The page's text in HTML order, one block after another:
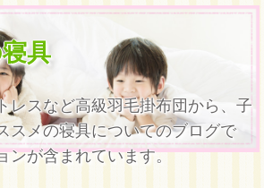
具
レスなど高級羽毛掛布団から、子
スメの寝具についてのブログで
ンが含まれています。